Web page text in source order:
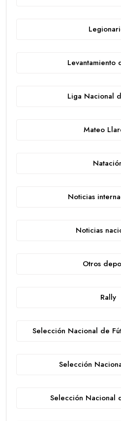
Levantamiento
Liga Nacional
Mateo
Noticias
Noticias
Otros
Rally
Selección Nacional de
Selección
Selección Nacional